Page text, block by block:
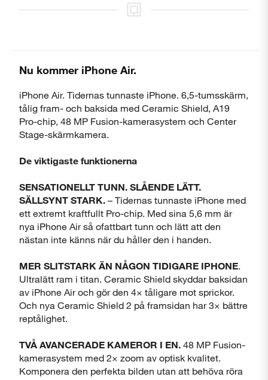
Nu kommer iPhone Air.
iPhone Air. Tidernas tunnaste iPhone. 6,5-tumsskärm,
tålig fram- och baksida med Ceramic Shield, A19
Pro-chip, 48 MP Fusion-kamerasystem och Center
Stage-skärmkamera.
De viktigaste funktionerna
SENSATIONELLT TUNN. SLÅENDE LÄTT.
SÄLLSYNT STARK. – Tidernas tunnaste iPhone med
ett extremt kraftfullt Pro-chip. Med sina 5,6 mm är
nya iPhone Air så ofattbart tunn och lätt att den
nästan inte känns när du håller den i handen.
MER SLITSTARK ÄN NÅGON TIDIGARE IPHONE.
Ultralätt ram i titan. Ceramic Shield skyddar baksidan
av iPhone Air och gör den 4× tåligare mot sprickor.
Och nya Ceramic Shield 2 på framsidan har 3× bättre
reptålighet.
TVÅ AVANCERADE KAMEROR I EN. 48 MP Fusion-
kamerasystem med 2× zoom av optisk kvalitet.
Komponera den perfekta bilden utan att behöva röra